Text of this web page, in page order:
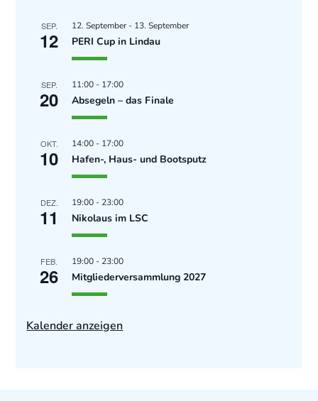
SEP.
12
12. September- 13. September
PERI Cup in Lindau
SEP.
20
11:00 - 17:00
Absegeln – das Finale
OKT.
10
14:00 - 17:00
Hafen-, Haus- und Bootsputz
DEZ.
11
19:00 - 23:00
Nikolaus im LSC
FEB.
26
19:00 - 23:00
Mitgliederversammlung 2027
Kalender anzeigen